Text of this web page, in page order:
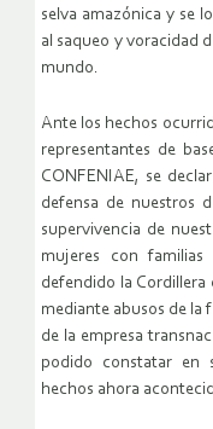
selva amazónica y se
al saqueo y voracidad
mundo.
Ante los hechos
representantes de
CONFENIAE, se
defensa de nuestros
supervivencia de
mujeres con
defendido la Cordillera
mediante abusos de la
de la empresa
podido constatar en
hechos ahora